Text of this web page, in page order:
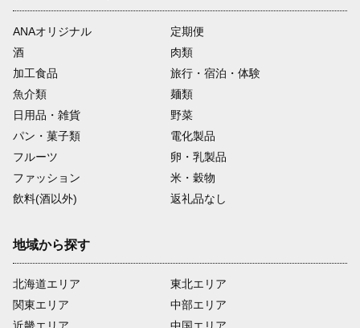
ANAオリジナル
定期便
酒
肉類
加工食品
旅行・宿泊・体験
魚介類
麺類
日用品・雑貨
野菜
パン・菓子類
電化製品
フルーツ
卵・乳製品
ファッション
米・穀物
飲料(酒以外)
返礼品なし
地域から探す
北海道エリア
関東エリア
近畿エリア
東北エリア
中部エリア
中国エリア